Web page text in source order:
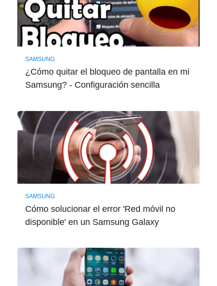
SAMSUNG
¿Cómo quitar el bloqueo de pantalla en mi
Samsung? - Configuración sencilla
SAMSUNG
Cómo solucionar el error 'Red móvil no
disponible' en un Samsung Galaxy